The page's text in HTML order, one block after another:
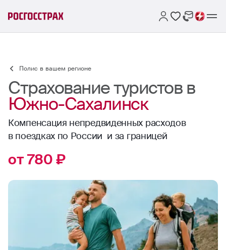
Полис в вашем регионе
Страхование туристов в
Южно-Сахалинск
Компенсация непредвиденных расходов
в поездках по России и за границей
от 780 ₽